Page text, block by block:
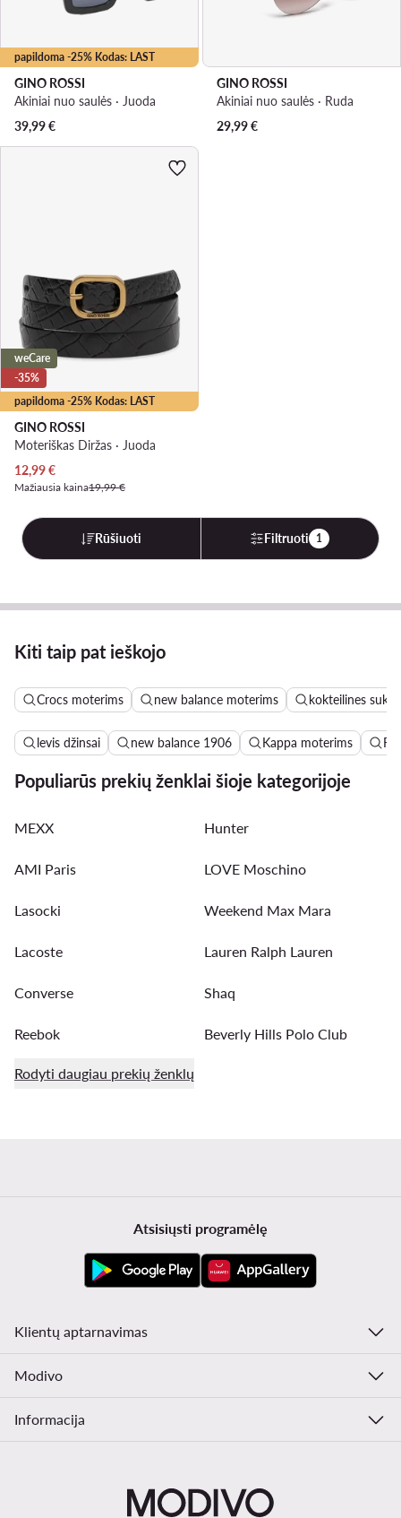
papildoma -25% Kodas: LAST
GINO ROSSI
Akiniai nuo saulės · Juoda
39,99€
GINO ROSSI
Akiniai nuo saulės · Ruda
29,99€
papildoma -25% Kodas: LAST
weCare
-35%
GINO ROSSI
Moteriškas Diržas · Juoda
Dabartinė kaina
12,99€
Mažiausia kaina19,99 €
Rūšiuoti Filtruoti 1
Kiti taip pat ieškojo
Crocs moterims new balance moterims kokteilines
levis džinsai new balance 1906 Kappa moterims
Populiarūs prekių ženklai šioje kategorijoje
MEXX Hunter
AMI Paris LOVE Moschino
Lasocki Weekend Max Mara
Lacoste Lauren Ralph Lauren
Converse Shaq
Reebok Beverly Hills Polo Club
Rodyti daugiau prekių ženklų
Atsisiųsti programėlę
Klientų aptarnavimas
Modivo
Informacija